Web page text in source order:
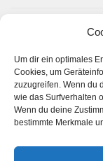
Um dir ein optimales
Cookies, um
zuzugreifen. Wenn du
wie das Surfverhalten
Wenn du deine
bestimmte Merkmale
Monatsinfo Mai
Monatsinfo April